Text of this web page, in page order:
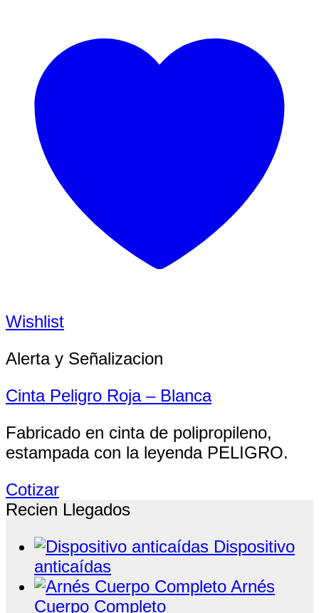
Wishlist
Alerta y Señalizacion
Cinta Peligro Roja – Blanca
Fabricado en cinta de polipropileno,
estampada con la leyenda PELIGRO.
Cotizar
Recien Llegados
Dispositivo
anticaídas
Arnés
Cuerpo Completo